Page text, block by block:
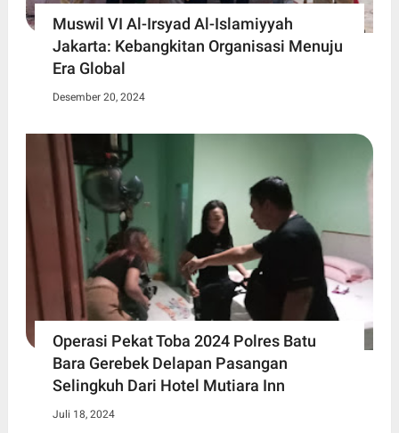
Muswil VI Al-Irsyad Al-Islamiyyah
Jakarta: Kebangkitan Organisasi Menuju
Era Global
Desember 20, 2024
Operasi Pekat Toba 2024 Polres Batu
Bara Gerebek Delapan Pasangan
Selingkuh Dari Hotel Mutiara Inn
Juli 18, 2024